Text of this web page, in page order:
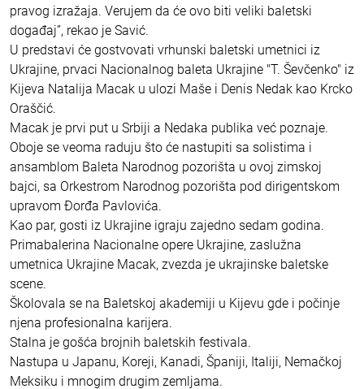
pravog izražaja. Verujem da će ovo biti veliki baletski
događaj”, rekao je Savić.
U predstavi će gostvovati vrhunski baletski umetnici iz
Ukrajine, prvaci Nacionalnog baleta Ukrajine "T. Ševčenko" iz
Kijeva Natalija Macak u ulozi Maše i Denis Nedak kao Krcko
Oraščić.
Macak je prvi put u Srbiji a Nedaka publika već poznaje.
Oboje se veoma raduju što će nastupiti sa solistima i
ansamblom Baleta Narodnog pozorišta u ovoj zimskoj
bajci, sa Orkestrom Narodnog pozorišta pod dirigentskom
upravom Đorđa Pavlovića.
Kao par, gosti iz Ukrajine igraju zajedno sedam godina.
Primabalerina Nacionalne opere Ukrajine, zaslužna
umetnica Ukrajine Macak, zvezda je ukrajinske baletske
scene.
Školovala se na Baletskoj akademiji u Kijevu gde i počinje
njena profesionalna karijera.
Stalna je gošća brojnih baletskih festivala.
Nastupa u Japanu, Koreji, Kanadi, Španiji, Italiji, Nemačkoj
Meksiku i mnogim drugim zemljama.